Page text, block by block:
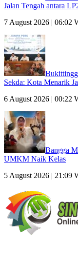
Jalan Tengah antara
7 August 2026 | 06:02
Sekda: Kota Menarik
6 August 2026 | 00:22
Bangga
UMKM Naik Kelas
5 August 2026 | 21:09